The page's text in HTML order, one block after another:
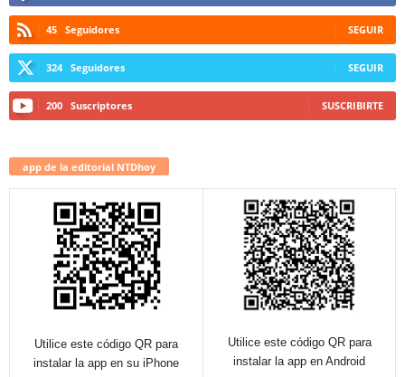
45 Seguidores SEGUIR
324 Seguidores SEGUIR
200 Suscriptores SUSCRIBIRTE
app de la editorial NTDhoy
Utilice este código QR para
instalar la app en su iPhone
Utilice este código QR para
instalar la app en Android